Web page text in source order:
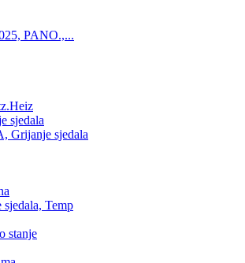
PANO.,...
sjedala
Grijanje sjedala
Temp
stanje